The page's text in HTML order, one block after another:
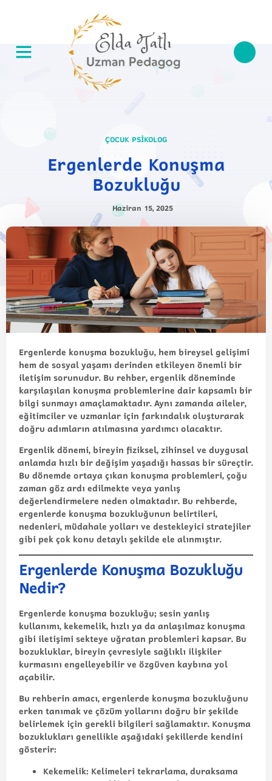
ÇOCUK PSIKOLOG
Ergenlerde Konuşma
Bozukluğu
Haziran 15, 2025
Ergenlerde konuşma bozukluğu, hem bireysel gelişimi
hem de sosyal yaşamı derinden etkileyen önemli bir
iletişim sorunudur. Bu rehber, ergenlik döneminde
karşılaşılan konuşma problemlerine dair kapsamlı bir
bilgi sunmayı amaçlamaktadır. Aynı zamanda aileler,
eğitimciler ve uzmanlar için farkındalık oluşturarak
doğru adımların atılmasına yardımcı olacaktır.
Ergenlik dönemi, bireyin fiziksel, zihinsel ve duygusal
anlamda hızlı bir değişim yaşadığı hassas bir süreçtir.
Bu dönemde ortaya çıkan konuşma problemleri, çoğu
zaman göz ardı edilmekte veya yanlış
değerlendirmelere neden olmaktadır. Bu rehberde,
ergenlerde konuşma bozukluğunun belirtileri,
nedenleri, müdahale yolları ve destekleyici stratejiler
gibi pek çok konu detaylı şekilde ele alınmıştır.
Ergenlerde Konuşma Bozukluğu
Nedir?
Ergenlerde konuşma bozukluğu; sesin yanlış
kullanımı, kekemelik, hızlı ya da anlaşılmaz konuşma
gibi iletişimi sekteye uğratan problemleri kapsar. Bu
bozukluklar, bireyin çevresiyle sağlıklı ilişkiler
kurmasını engelleyebilir ve özgüven kaybına yol
açabilir.
Bu rehberin amacı, ergenlerde konuşma bozukluğunu
erken tanımak ve çözüm yollarını doğru bir şekilde
belirlemek için gerekli bilgileri sağlamaktır. Konuşma
bozuklukları genellikle aşağıdaki şekillerde kendini
gösterir:
Kekemelik: Kelimeleri tekrarlama, duraksama